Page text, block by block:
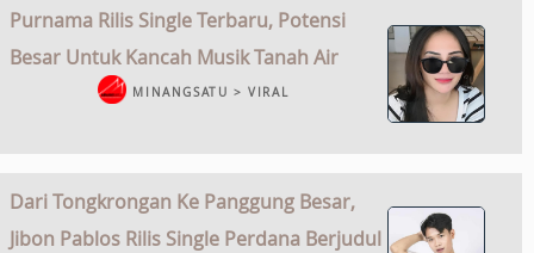
Purnama Rilis Single Terbaru, Potensi
Besar Untuk Kancah Musik Tanah Air
MINANGSATU > VIRAL
Dari Tongkrongan Ke Panggung Besar,
Jibon Pablos Rilis Single Perdana Berjudul